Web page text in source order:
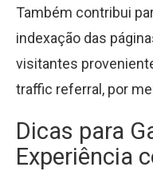
Também contribui
indexação das
visitantes
traffic referral, por
Dicas para
Experiência